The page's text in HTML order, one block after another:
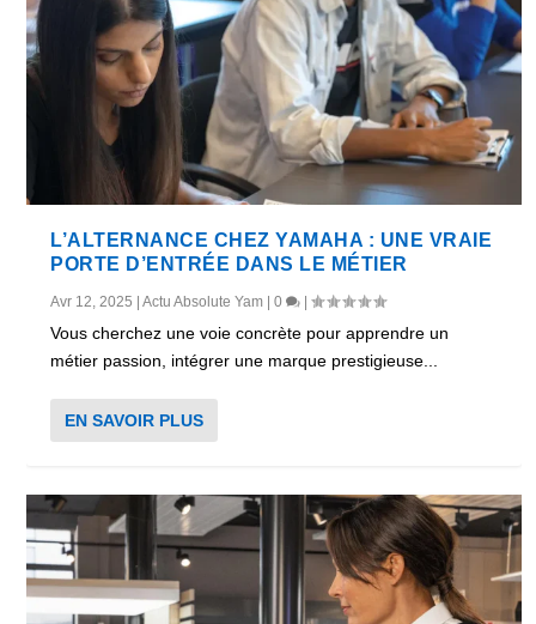
L’ALTERNANCE CHEZ YAMAHA : UNE VRAIE
PORTE D’ENTRÉE DANS LE MÉTIER
Avr 12, 2025 |Actu Absolute Yam |0 |
Vous cherchez une voie concrète pour apprendre un
métier passion, intégrer une marque prestigieuse...
EN SAVOIR PLUS